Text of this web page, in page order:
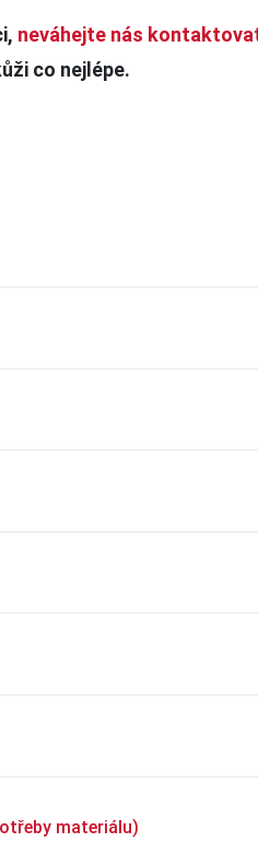
neváhejte nás
co nejlépe.
materiálu)